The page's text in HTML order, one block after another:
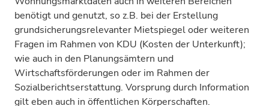
benötigt und genutzt, so z.B. bei der Erstellung
grundsicherungsrelevanter Mietspiegel oder weiteren
Fragen im Rahmen von KDU (Kosten der Unterkunft);
wie auch in den Planungsämtern und
Wirtschaftsförderungen oder im Rahmen der
Sozialberichtserstattung. Vorsprung durch Information
gilt eben auch in öffentlichen Körperschaften.